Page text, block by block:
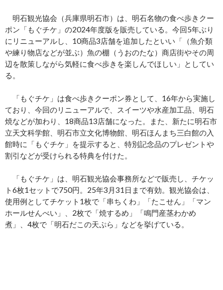
明石観光協会（兵庫県明石市）は、明石名物の食べ歩きクー
ポン「もぐチケ」の2024年度版を販売している。今回5年ぶり
にリニューアルし、10商品3店舗を追加したといい「（魚介類
や練り物店などが並ぶ）魚の棚（うおのたな）商店街やその周
辺を散策しながら気軽に食べ歩きを楽しんでほしい」としてい
る。
「もぐチケ」は食べ歩きクーポン券として、16年から実施し
ており、今回のリニューアルで、スイーツや水産加工品、明石
焼などが加わり、18商品13店舗になった。また、新たに明石市
立天文科学館、明石市立文化博物館、明石ほんまち三白館の入
館時に「もぐチケ」を提示すると、特別記念品のプレゼントや
割引などが受けられる特典を付けた。
「もぐチケ」は、明石観光協会事務所などで販売し、チケッ
ト6枚1セットで750円。25年3月31日まで有効。観光協会は、
使用例としてチケット1枚で「串ちくわ」「たこせん」「マン
ホールせんべい」、2枚で「焼するめ」「鳴門産茎わかめ
煮」、4枚で「明石だこの天ぷら」などを挙げている。